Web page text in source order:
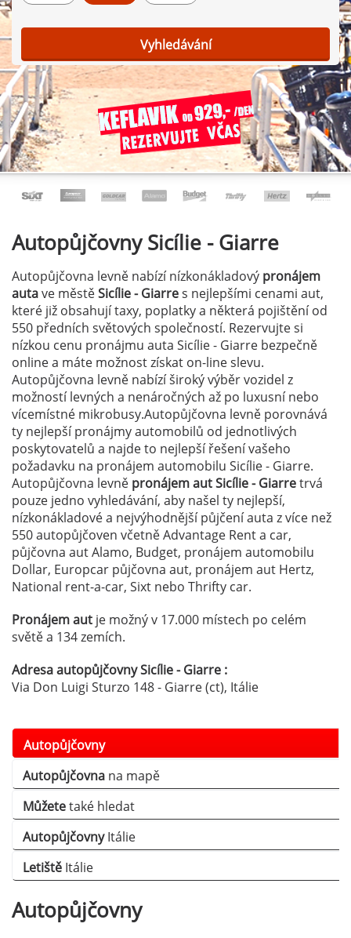
Vyhledávání
AutopůjčovnySicílie - Giarre
Autopůjčovna levně nabízí nízkonákladový pronájem
autave městěSicílie - Giarres nejlepšími cenami aut,
které již obsahují taxy, poplatky a některá pojištění od
550 předních světových společností. Rezervujte si
nízkou cenu pronájmu auta Sicílie - Giarre bezpečně
online a máte možnost získat on-line slevu.
Autopůjčovna levně nabízí široký výběr vozidel z
možností levných a nenáročných až po luxusní nebo
vícemístné mikrobusy.Autopůjčovna levně porovnává
ty nejlepší pronájmy automobilů od jednotlivých
poskytovatelů a najde to nejlepší řešení vašeho
požadavku na pronájem automobilu Sicílie - Giarre.
Autopůjčovna levně pronájem aut Sicílie - Giarretrvá
pouze jedno vyhledávání, aby našel ty nejlepší,
nízkonákladové a nejvýhodnější půjčení auta z více než
550 autopůjčoven včetně Advantage Rent a car,
půjčovna aut Alamo, Budget, pronájem automobilu
Dollar, Europcar půjčovna aut, pronájem aut Hertz,
National rent-a-car, Sixt nebo Thrifty car.
Pronájem aut je možný v 17.000 místech po celém
světě a 134 zemích.
Adresa autopůjčovny Sicílie - Giarre :
Via Don Luigi Sturzo 148 - Giarre (ct), Itálie
Autopůjčovny
Autopůjčovna na mapě
Můžetetaké hledat
AutopůjčovnyItálie
Letiště Itálie
Autopůjčovny